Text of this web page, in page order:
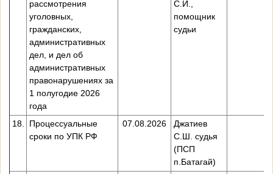
рассмотрения
уголовных,
гражданских,
административных
дел, и дел об
административных
правонарушениях за
1 полугодие 2026
года
С.И.,
помощник
судьи
18.
Процессуальные
сроки по УПК РФ
07.08.2026
Джатиев
С.Ш. судья
(ПСП
п.Батагай)